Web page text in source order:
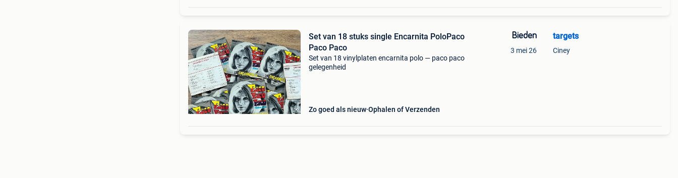
Set van 18 stuks single Encarnita Polo‎Paco
Paco Paco
Set van 18 vinylplaten encarnita polo‎ — paco paco
gelegenheid
Zo goed als nieuw Ophalen of Verzenden
Bieden
3 mei 26
targets
Ciney